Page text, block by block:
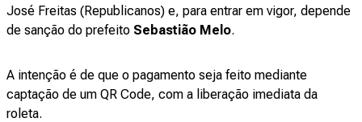
José Freitas (Republicanos) e, para entrar em vigor, depende
de sanção do prefeito Sebastião Melo.
A intenção é de que o pagamento seja feito mediante
captação de um QR Code, com a liberação imediata da
roleta.